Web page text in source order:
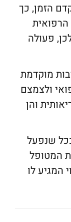
הזמן, כך
פעולה
מוקדמת
ולצמצם
והן
שנפעל
המטופל
המגיע לו